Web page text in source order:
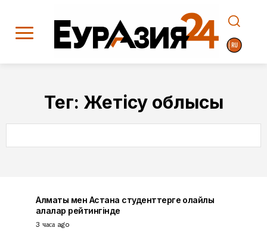
Тег: Жетісу облысы
Алматы мен Астана студенттерге қолайлы
қалалар рейтингінде
3 часа ago